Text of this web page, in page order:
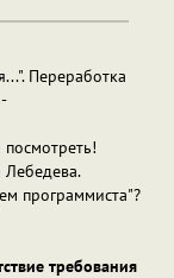
Переработка
Лебедева.
программиста"?
требования